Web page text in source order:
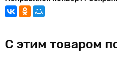
С этим товаром